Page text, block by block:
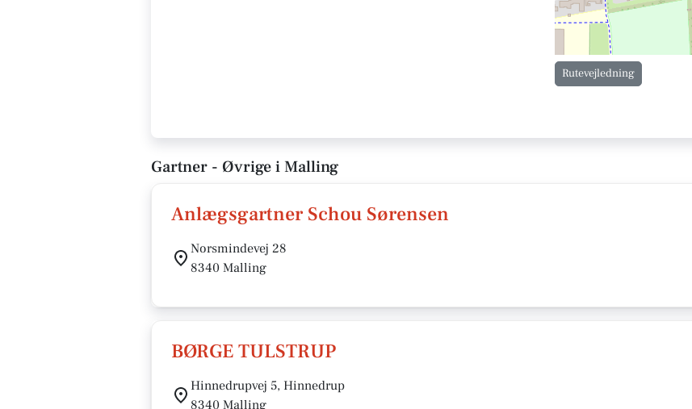
Rutevejledning
Gartner - Øvrige i Malling
Anlægsgartner Schou Sørensen
Norsmindevej 28
8340 Malling
BØRGE TULSTRUP
Hinnedrupvej 5, Hinnedrup
8340 Malling